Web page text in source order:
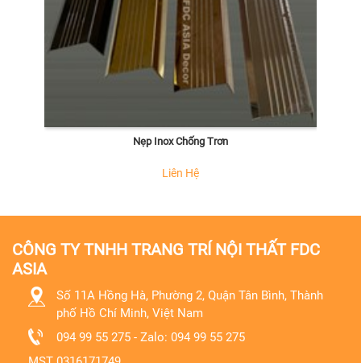
Nẹp Inox Chống Trơn
Liên Hệ
CÔNG TY TNHH TRANG TRÍ NỘI THẤT FDC
ASIA
Số 11A Hồng Hà, Phường 2, Quận Tân Bình, Thành
phố Hồ Chí Minh, Việt Nam
094 99 55 275 - Zalo: 094 99 55 275